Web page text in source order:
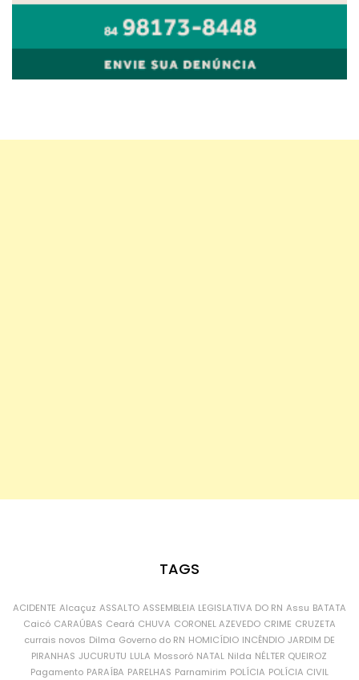
TAGS
ACIDENTE Alcaçuz ASSALTO ASSEMBLEIA LEGISLATIVA DO RN Assu BATATA
Caicó CARAÚBAS Ceará CHUVA CORONEL AZEVEDO CRIME CRUZETA
currais novos Dilma Governo do RN HOMICÍDIO INCÊNDIO JARDIM DE
PIRANHAS JUCURUTU LULA Mossoró NATAL Nilda NÉLTER QUEIROZ
Pagamento PARAÍBA PARELHAS Parnamirim POLÍCIA POLÍCIA CIVIL